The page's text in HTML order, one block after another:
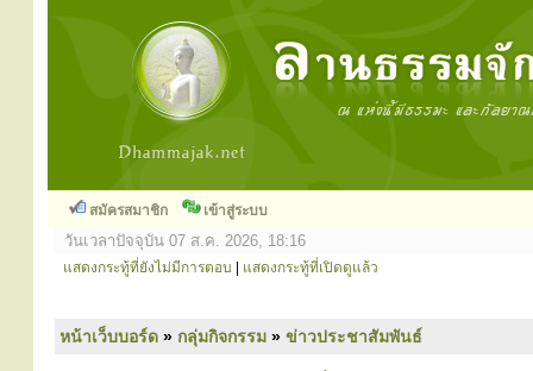
สมัครสมาชิก เข้าสู่ระบบ
วันเวลาปัจจุบัน 07 ส.ค. 2026, 18:16
แสดงกระทู้ที่ยังไม่มีการตอบ แสดงกระทู้ที่เปิดดูแล้ว
หน้าเว็บบอร์ด » กลุ่มกิจกรรม » ข่าวประชาสัมพันธ์